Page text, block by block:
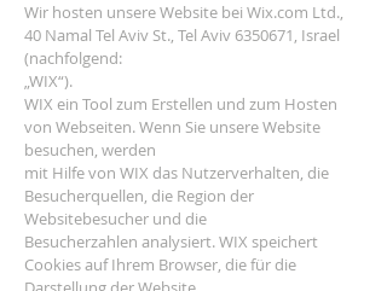
Wir hosten unsere Website bei Wix.com Ltd.,
40 Namal Tel Aviv St., Tel Aviv 6350671, Israel
(nachfolgend:
„WIX“).
WIX ein Tool zum Erstellen und zum Hosten
von Webseiten. Wenn Sie unsere Website
besuchen, werden
mit Hilfe von WIX das Nutzerverhalten, die
Besucherquellen, die Region der
Websitebesucher und die
Besucherzahlen analysiert. WIX speichert
Cookies auf Ihrem Browser, die für die